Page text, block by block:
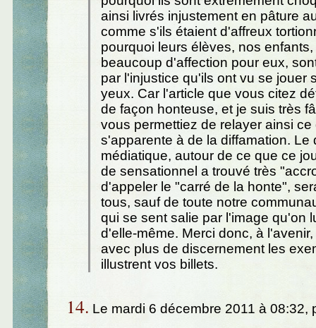
ainsi livrés injustement en pâture
comme s'ils étaient d'affreux
pourquoi leurs élèves, nos
beaucoup d'affection pour eux,
par l'injustice qu'ils ont vu se jouer
yeux. Car l'article que vous citez
de façon honteuse, et je suis très
vous permettiez de relayer ainsi ce
s'apparente à de la diffamation. Le
médiatique, autour de ce que ce
de sensationnel a trouvé très
d'appeler le "carré de la honte",
tous, sauf de toute notre
qui se sent salie par l'image qu'on
d'elle-même. Merci donc, à
avec plus de discernement les
illustrent vos billets.
14. Le mardi 6 décembre 2011 à 08:32,